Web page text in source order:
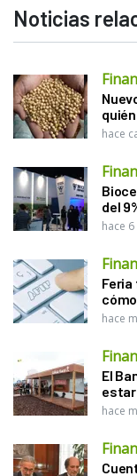
Noticias
hace
del
hace
Feria
hace
El
hace